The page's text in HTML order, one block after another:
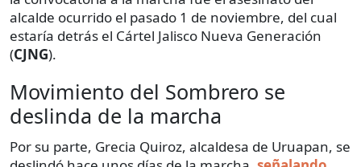
alcalde ocurrido el pasado 1 de noviembre, del cual
estaría detrás el Cártel Jalisco Nueva Generación
(CJNG).
Movimiento del Sombrero se
deslinda de la marcha
Por su parte, Grecia Quiroz, alcaldesa de Uruapan, se